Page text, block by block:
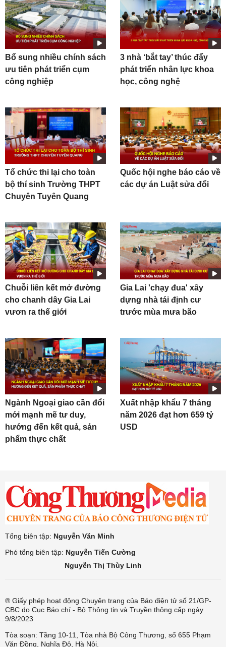
Bổ sung nhiều chính sách
ưu tiên phát triển cụm
công nghiệp
3 nhà ‘bắt tay’ thúc đẩy
phát triển nhân lực khoa
học, công nghệ
Tổ chức thi lại cho toàn
bộ thí sinh Trường THPT
Chuyên Tuyên Quang
Quốc hội nghe báo cáo về
các dự án Luật sửa đổi
Chuỗi liên kết mở đường
cho chanh dây Gia Lai
vươn ra thế giới
Gia Lai 'chạy đua' xây
dựng nhà tái định cư
trước mùa mưa bão
Ngành Ngoại giao cần đổi
mới mạnh mẽ tư duy,
hướng đến kết quả, sản
phẩm thực chất
Xuất nhập khẩu 7 tháng
năm 2026 đạt hơn 659 tỷ
USD
Tổng biên tập: Nguyễn Văn Minh
Phó tổng biên tập: Nguyễn Tiến Cường
Nguyễn Thị Thùy Linh
® Giấy phép hoạt động Chuyên trang của Báo điện tử số 21/GP-
CBC do Cục Báo chí - Bộ Thông tin và Truyền thông cấp ngày
9/8/2023
Tòa soạn: Tầng 10-11, Tòa nhà Bộ Công Thương, số 655 Phạm
Văn Đồng, Nghĩa Đô, Hà Nội.